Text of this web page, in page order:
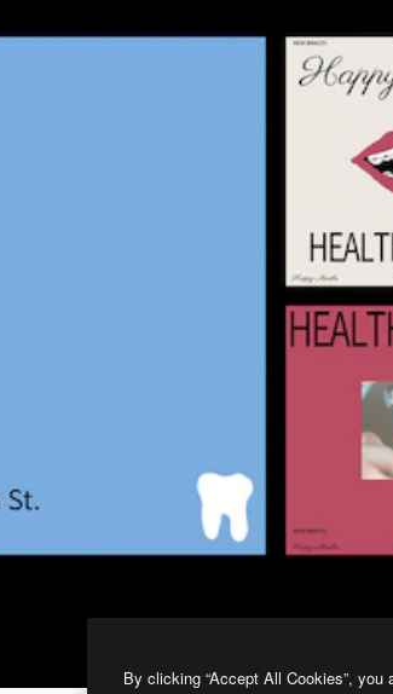
By clicking “Accept All Cookies”,